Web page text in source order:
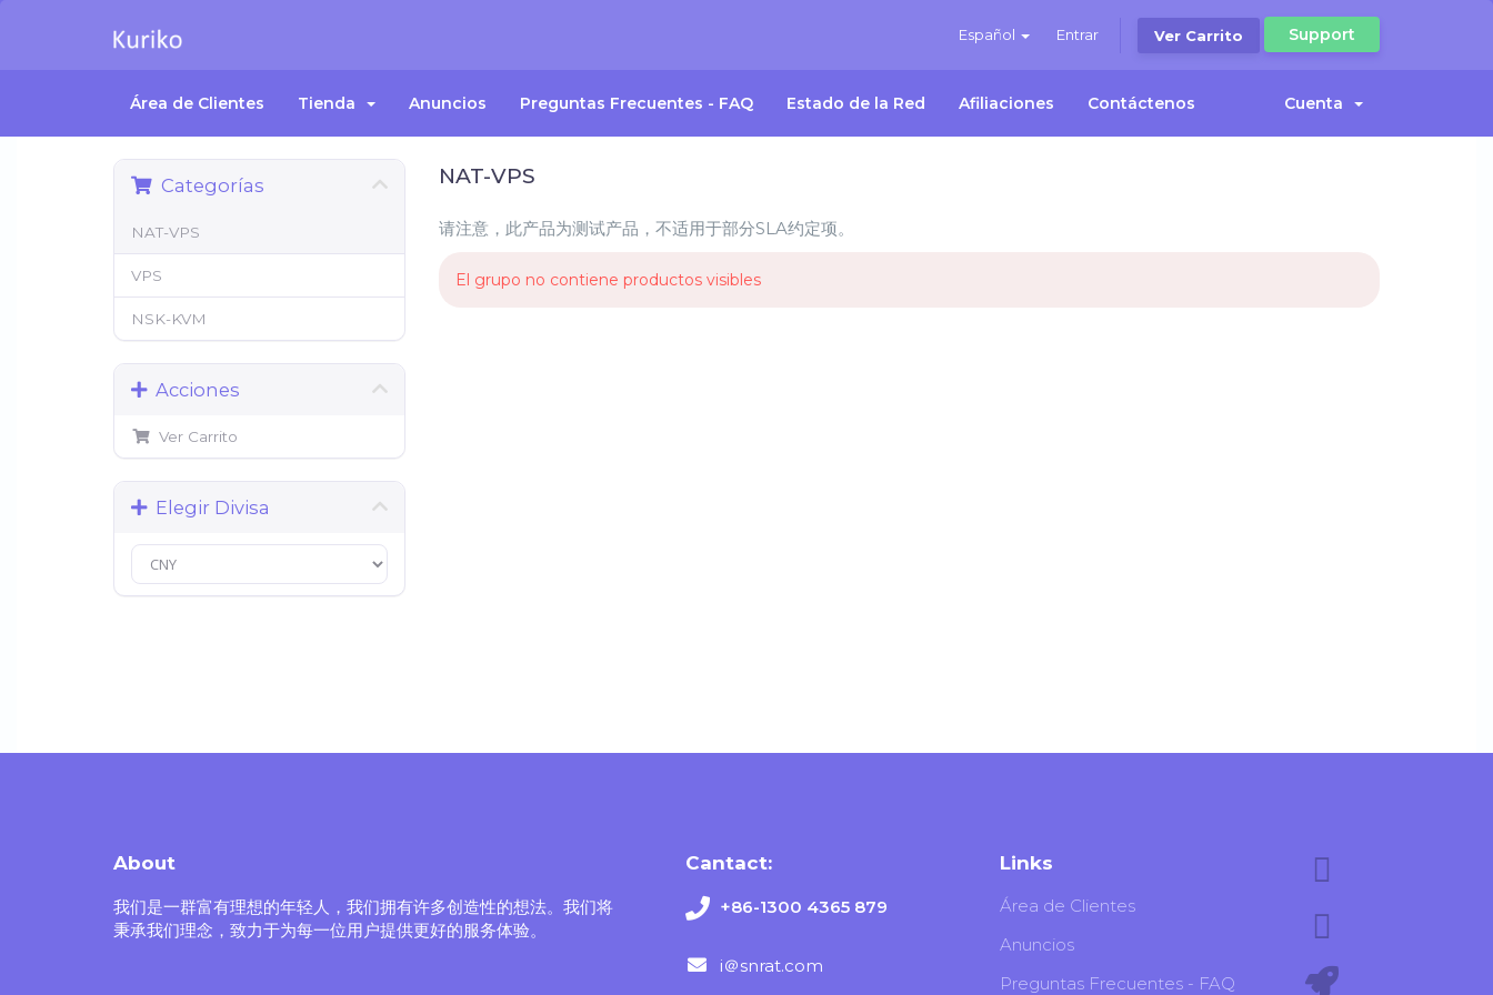
Español Entrar Ver Carrito Support
Área de Clientes Tienda Anuncios Preguntas Frecuentes - FAQ Estado de la Red Afiliaciones Contáctenos Cuenta
NAT-VPS
请注意，此产品为测试产品，不适用于部分SLA约定项。
El grupo no contiene productos visibles
Categorías
NAT-VPS
VPS
NSK-KVM
Acciones
Ver Carrito
Elegir Divisa
About
我们是一群富有理想的年轻人，我们拥有许多创造性的想法。我们将
秉承我们理念，致力于为每一位用户提供更好的服务体验。
Cantact:
+86-1300 4365 879
i＠snrat.com
Links
Área de Clientes
Anuncios
Preguntas Frecuentes - FAQ